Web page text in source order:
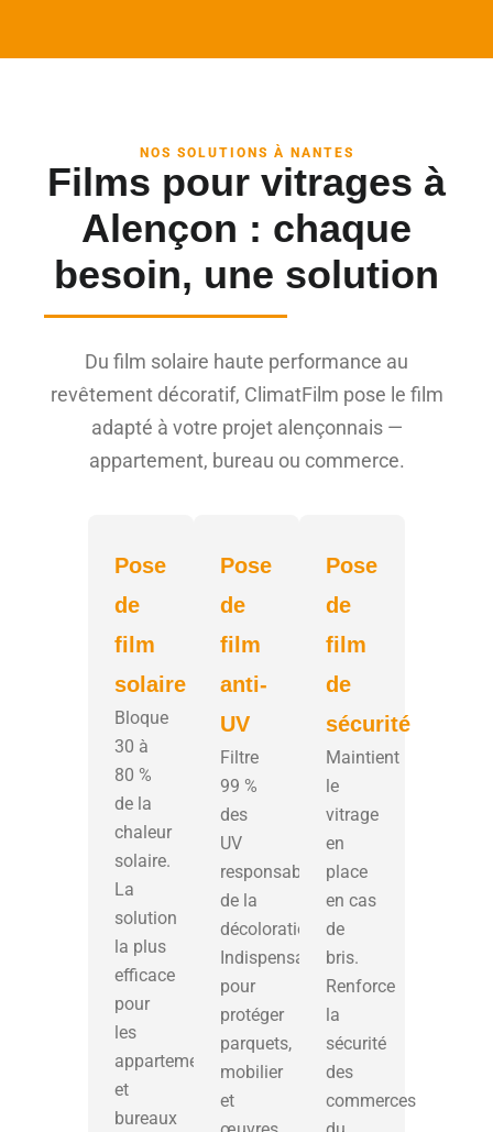
NOS SOLUTIONS À NANTES
Films pour vitrages à
Alençon : chaque
besoin, une solution
Du film solaire haute performance au
revêtement décoratif, ClimatFilm pose le film
adapté à votre projet alençonnais —
appartement, bureau ou commerce.
Pose
de
film
solaire
Bloque
30 à
80 %
de la
chaleur
solaire.
La
solution
la plus
efficace
pour
les
appartements
et
bureaux
Pose
de
film
anti-
UV
Filtre
99 %
des
UV
responsables
de la
décoloration.
Indispensable
pour
protéger
parquets,
mobilier
et
Pose
de
film
de
sécurité
Maintient
le
vitrage
en
place
en cas
de
bris.
Renforce
la
sécurité
des
commerces